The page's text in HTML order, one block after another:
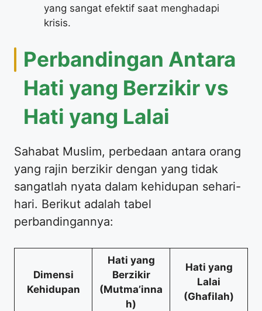
yang sangat efektif saat menghadapi
krisis.
Perbandingan Antara
Hati yang Berzikir vs
Hati yang Lalai
Sahabat Muslim, perbedaan antara orang
yang rajin berzikir dengan yang tidak
sangatlah nyata dalam kehidupan sehari-
hari. Berikut adalah tabel
perbandingannya:
Dimensi
Kehidupan
Hati yang
Berzikir
(Mutma’inna
h)
Hati yang
Lalai
(Ghafilah)